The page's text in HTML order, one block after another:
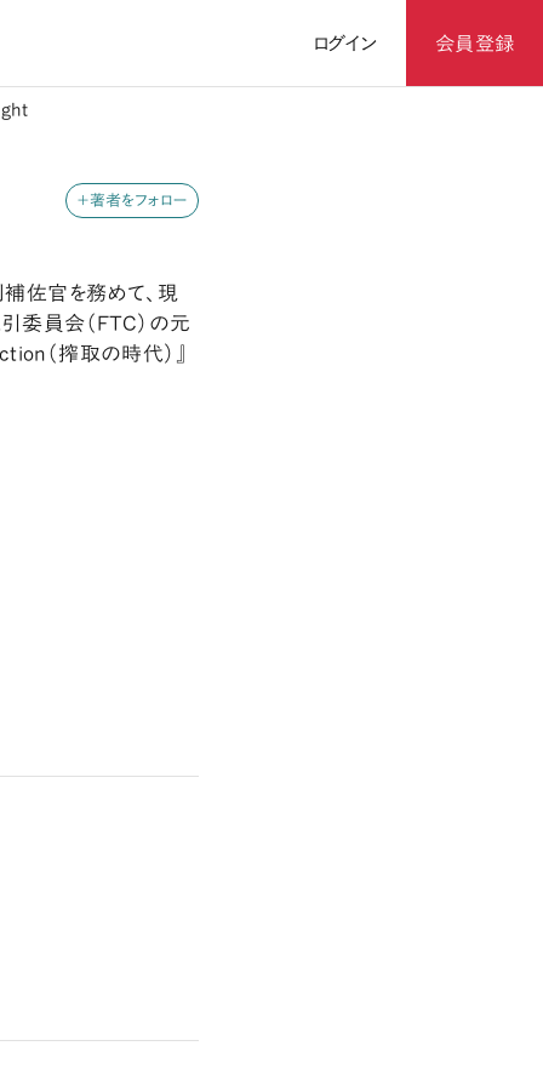
ログイン 会員登録
＋著者をフォロー
佐官を務めて、現
委員会（FTC）の元
（搾取の時代）』